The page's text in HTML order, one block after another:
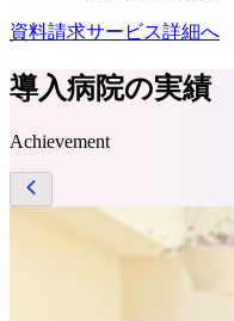
資料請求サービス詳細へ
導入病院の実績
Achievement